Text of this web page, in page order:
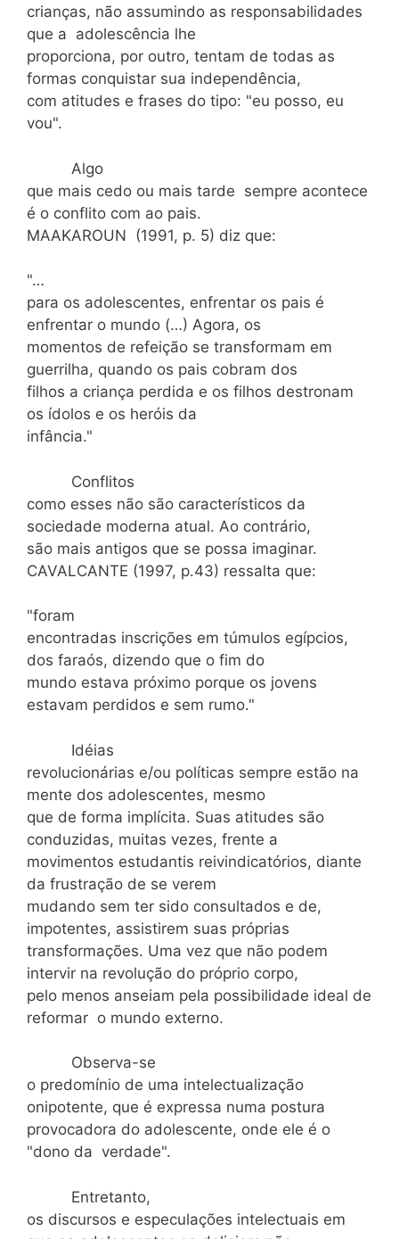
crianças, não assumindo as responsabilidades
que a adolescência lhe
proporciona, por outro, tentam de todas as
formas conquistar sua independência,
com atitudes e frases do tipo: "eu posso, eu
vou".
Algo
que mais cedo ou mais tarde sempre acontece
é o conflito com ao pais.
MAAKAROUN (1991, p. 5) diz que:
"…
para os adolescentes, enfrentar os pais é
enfrentar o mundo (…) Agora, os
momentos de refeição se transformam em
guerrilha, quando os pais cobram dos
filhos a criança perdida e os filhos destronam
os ídolos e os heróis da
infância."
Conflitos
como esses não são característicos da
sociedade moderna atual. Ao contrário,
são mais antigos que se possa imaginar.
CAVALCANTE (1997, p.43) ressalta que:
"foram
encontradas inscrições em túmulos egípcios,
dos faraós, dizendo que o fim do
mundo estava próximo porque os jovens
estavam perdidos e sem rumo."
Idéias
revolucionárias e/ou políticas sempre estão na
mente dos adolescentes, mesmo
que de forma implícita. Suas atitudes são
conduzidas, muitas vezes, frente a
movimentos estudantis reivindicatórios, diante
da frustração de se verem
mudando sem ter sido consultados e de,
impotentes, assistirem suas próprias
transformações. Uma vez que não podem
intervir na revolução do próprio corpo,
pelo menos anseiam pela possibilidade ideal de
reformar o mundo externo.
Observa-se
o predomínio de uma intelectualização
onipotente, que é expressa numa postura
provocadora do adolescente, onde ele é o
"dono da verdade".
Entretanto,
os discursos e especulações intelectuais em